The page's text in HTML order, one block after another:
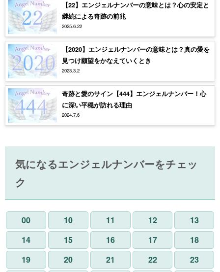
【22】エンジェルナンバーの意味とは？心の安定と
継続による奇跡の前兆
2025.6.22
【2020】エンジェルナンバーの意味とは？真の愛を
見つけ願望をかなえていくとき
2023.3.2
奇跡と愛のサイン【444】エンジェルナンバー！心
に深い平穏が訪れる理由
2024.7.6
気になるエンジェルナンバーをチェッ
ク
00 10 11 12
13
14
15 16 17
18
19
20 21 22
23